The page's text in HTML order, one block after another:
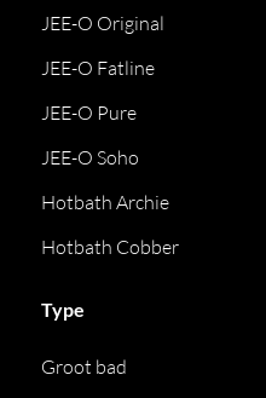
JEE-O Original
JEE-O Fatline
JEE-O Pure
JEE-O Soho
Hotbath Archie
Hotbath Cobber
Type
Groot bad